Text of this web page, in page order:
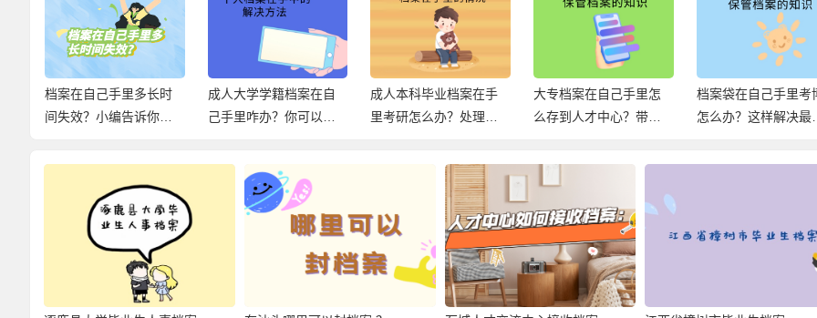
档案在自己手里多长时
间失效？小编告诉你关
科信息！
成人大学学籍档案在自
己手里咋办？你可以这
成人本科毕业档案在手
里考研怎么办？处理方
大专档案在自己手里怎
么存到人才中心？带你
档案袋在自己手里考
怎么办？这样解决最